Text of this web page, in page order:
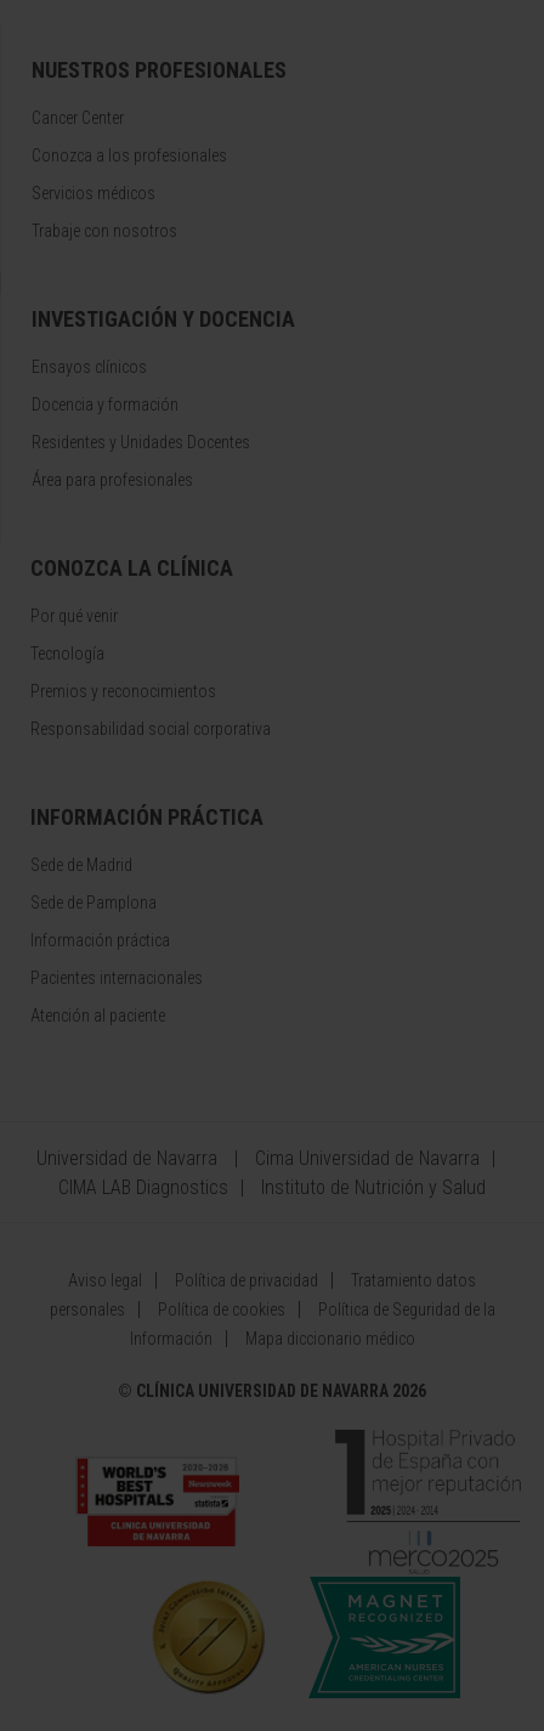
NUESTROS PROFESIONALES
Cancer Center
Conozca a los profesionales
Servicios médicos
Trabaje con nosotros
INVESTIGACIÓN Y DOCENCIA
Ensayos clínicos
Docencia y formación
Residentes y Unidades Docentes
Área para profesionales
CONOZCA LA CLÍNICA
Por qué venir
Tecnología
Premios y reconocimientos
Responsabilidad social corporativa
INFORMACIÓN PRÁCTICA
Sede de Madrid
Sede de Pamplona
Información práctica
Pacientes internacionales
Atención al paciente
Universidad de Navarra
Cima Universidad de Navarra
CIMA LAB Diagnostics
Instituto de Nutrición y Salud
Aviso legal Política de privacidad
Tratamiento datos
personales
Política de cookies
Política de Seguridad de la
Información
Mapa diccionario médico
© CLÍNICA UNIVERSIDAD DE NAVARRA 2026